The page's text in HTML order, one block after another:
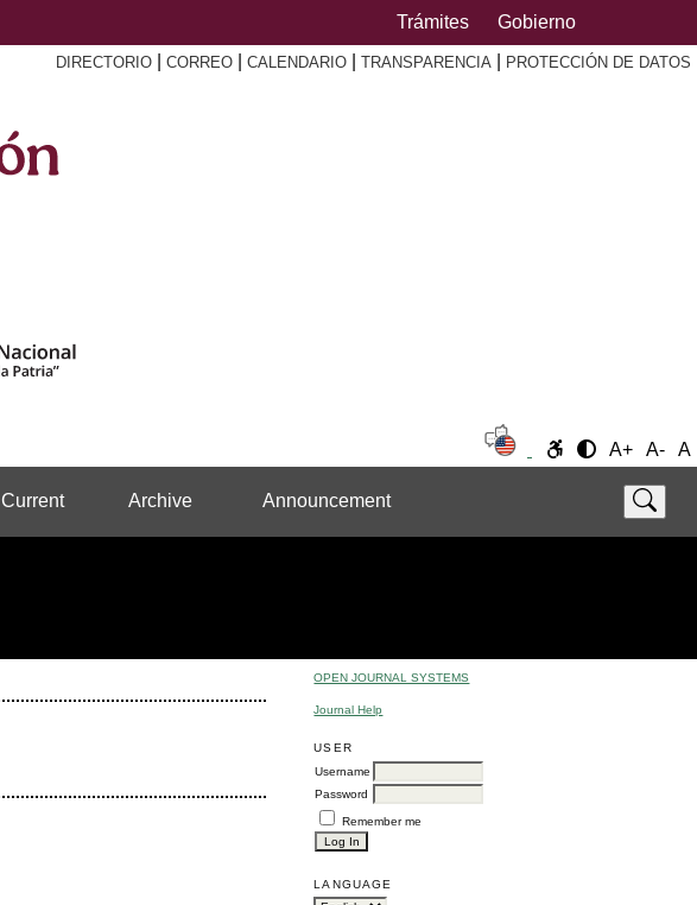
Trámites Gobierno
DIRECTORIO CORREO CALENDARIO TRANSPARENCIA PROTECCIÓN DE DATOS
A+ A- A
Current Archive Announcement
OPEN JOURNAL SYSTEMS
Journal Help
USER
Username
Password
Remember me
LANGUAGE